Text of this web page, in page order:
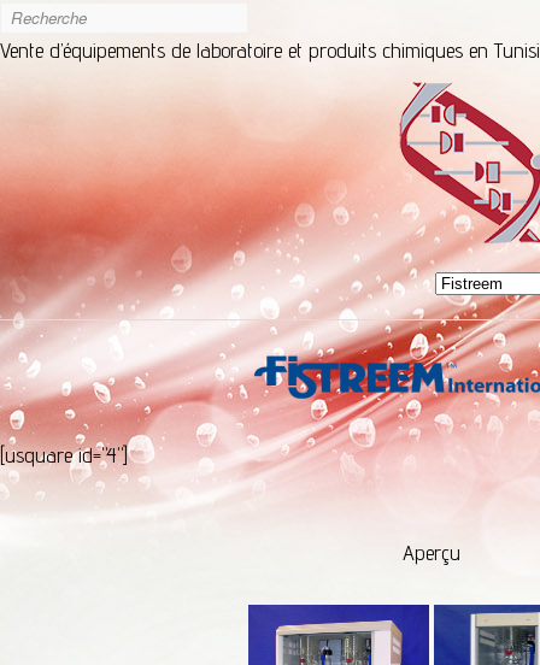
Vente d’équipements de laboratoire et produits chimiques en
[usquare id="4"]
Aperçu